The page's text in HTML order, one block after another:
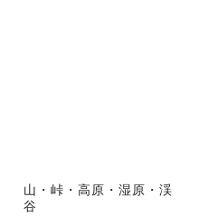
山・峠・高原・湿原・渓
谷